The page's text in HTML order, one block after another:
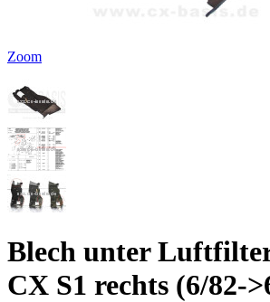
Zoom
Blech unter
CX S1 rechts (6/82-